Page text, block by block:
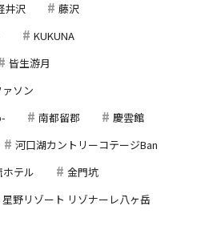
井沢
藤沢
KUKUNA
皆生游月
ソン
南都留郡
慶雲館
河口湖カントリーコテージBan
テル
金門坑
星野リゾート リゾナーレ八ヶ岳